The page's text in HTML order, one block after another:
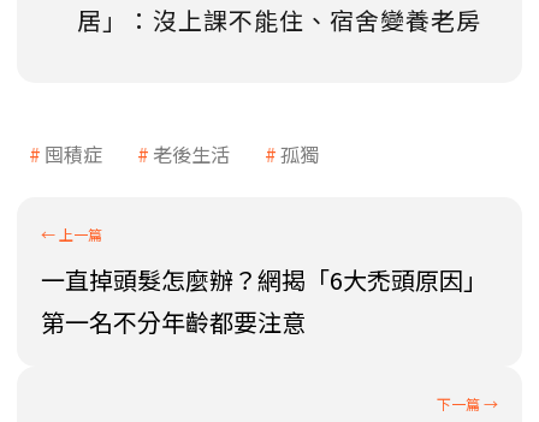
居」：沒上課不能住、宿舍變養老房
囤積症 老後生活 孤獨
一直掉頭髮怎麼辦？網揭「6大禿頭原因」
第一名不分年齡都要注意